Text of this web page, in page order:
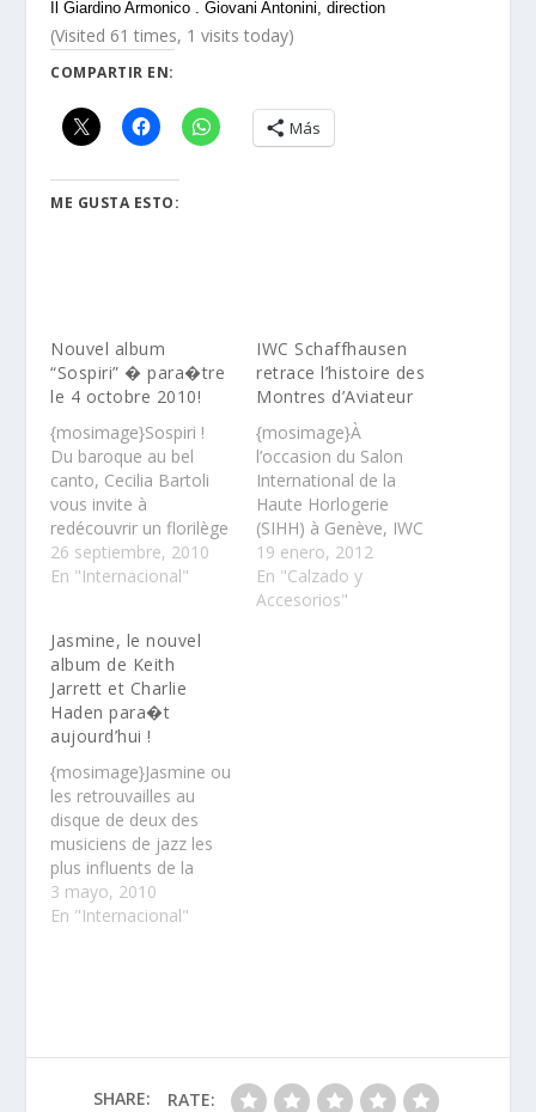
Il Giardino Armonico . Giovani Antonini, direction
(Visited 61 times, 1 visits today)
COMPARTIR EN:
Más
ME GUSTA ESTO:
Nouvel album
“Sospiri” � para�tre
le 4 octobre 2010!
{mosimage}Sospiri !
Du baroque au bel
canto, Cecilia Bartoli
vous invite à
redécouvrir un florilège
de tous ses voyages
musicaux……
26 septiembre, 2010
En "Internacional"
IWC Schaffhausen
retrace l’histoire des
Montres d’Aviateur
{mosimage}À
l’occasion du Salon
International de la
Haute Horlogerie
(SIHH) à Genève, IWC
Schaffhausen a convié
un millier d’invités et de
nombreux
19 enero, 2012
En "Calzado y
Accesorios"
Jasmine, le nouvel
album de Keith
Jarrett et Charlie
Haden para�t
aujourd’hui !
{mosimage}Jasmine ou
les retrouvailles au
disque de deux des
musiciens de jazz les
plus influents de la
scène internationale
contemporaine : Keith
3 mayo, 2010
En "Internacional"
SHARE: RATE: